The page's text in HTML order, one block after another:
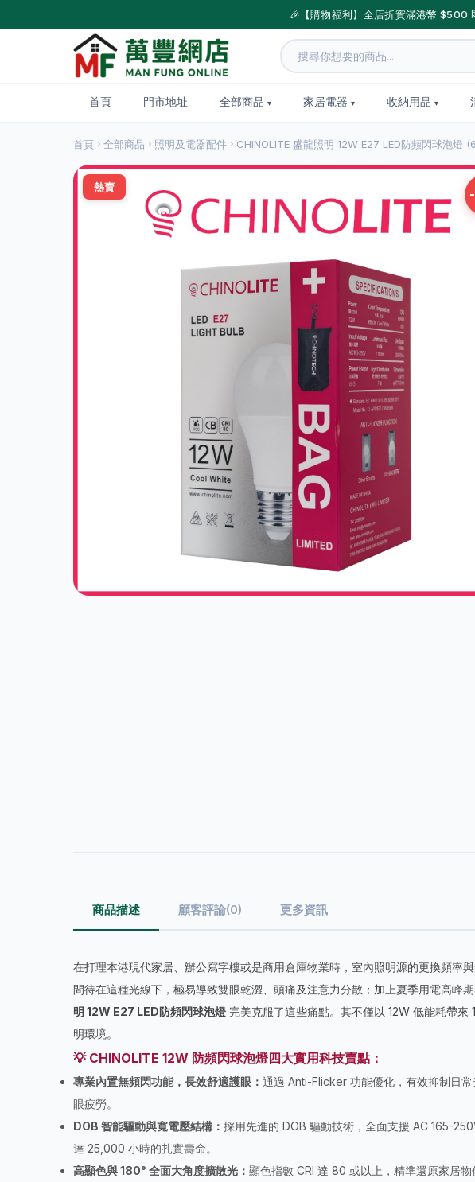
🎉【購物福利】全店折實滿港幣 $500
首頁 門市地址 全部商品 家居電器 收納用品
首頁 全部商品 照明及電器配件 CHINOLITE 盛龍照明 12W E27 LED防頻閃球泡燈
熱賣
商品描述 顧客評論(0) 更多資訊
在打理本港現代家居、辦公寫字樓或是商用倉庫物業時，室內照明源的更換頻率
間待在這種光線下，極易導致雙眼乾澀、頭痛及注意力分散；加上夏季用電高峰
明 12W E27 LED防頻閃球泡燈 完美克服了這些痛點。其不僅以 12W 低能耗帶
明環境。
💡 CHINOLITE 12W 防頻閃球泡燈四大實用科技賣點：
專業內置無頻閃功能，長效舒適護眼： 通過 Anti-Flicker 功能優化，有效抑制日
眼疲勞。
DOB 智能驅動與寬電壓結構： 採用先進的 DOB 驅動技術，全面支援 AC 165-
達 25,000 小時的扎實壽命。
高顯色與 180° 全面大角度擴散光： 顯色指數 CRI 達 80 或以上，精準還原家居